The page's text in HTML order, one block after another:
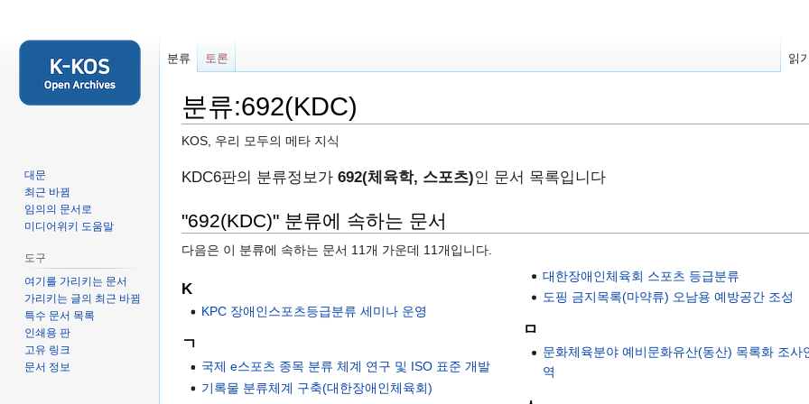
분류:692(KDC)
KOS, 우리 모두의 메타 지식
둘
보
기
로
기
검
하
러
가
KDC6판의 분류정보가 692(체육학, 스포츠)인 문서 목록입니다
"692(KDC)" 분류에 속하는 문서
다음은 이 분류에 속하는 문서 11개 가운데 11개입니다.
K
KPC 장애인스포츠등급분류 세미나 운영
ㄱ
국제 e스포츠 종목 분류 체계 연구 및 ISO 표준 개발
기록물 분류체계 구축(대한장애인체육회)
대한장애인체육회 스포츠 등급분류
도핑 금지목록(마약류) 오남용 예방공간 조성
ㅁ
문화체육분야 예비문화유산(동산) 목록화 조사
역
분류 토론 읽
대문
최근 바뀜
임의의 문서로
미디어위키 도움말
도구
여기를 가리키는 문서
가리키는 글의 최근 바뀜
특수 문서 목록
인쇄용 판
고유 링크
문서 정보